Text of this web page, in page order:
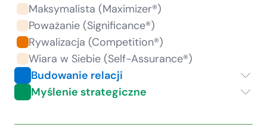
Maksymalista (Maximizer®)
Poważanie (Significance®)
Rywalizacja (Competition®)
Wiara w Siebie (Self-Assurance®)
Budowanie relacji
Myślenie strategiczne